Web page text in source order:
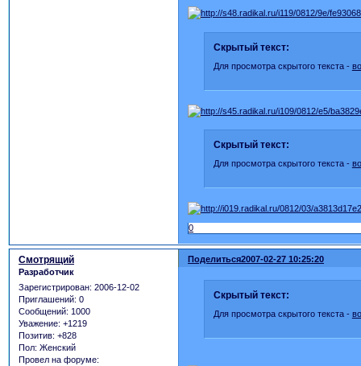
Скрытый текст:
Для просмотра скрытого текста -
Скрытый текст:
Для просмотра скрытого текста -
0
Поделиться2007-02-27 10:25:20
Смотрящий
Разработчик
Зарегистрирован: 2006-12-02
Приглашений: 0
Сообщений: 1000
Уважение: +1219
Позитив: +828
Пол: Женский
Провел на форуме:
Скрытый текст:
Для просмотра скрытого текста -